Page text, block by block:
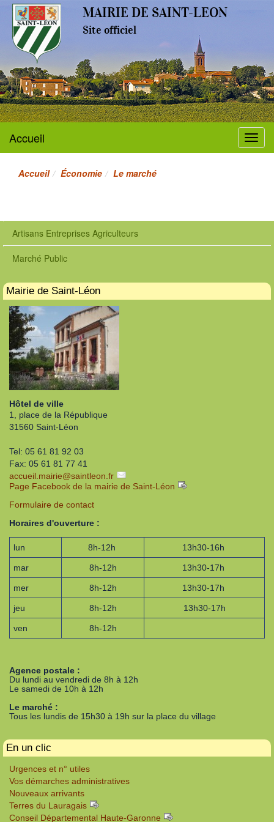
MAIRIE DE SAINT-LEON
Site officiel
Menu
Accueil
Accueil Économie Le marché
Artisans Entreprises Agriculteurs
Marché Public
Mairie de Saint-Léon
Hôtel de ville
1, place de la République
31560 Saint-Léon
Tel: 05 61 81 92 03
Fax: 05 61 81 77 41
accueil.mairie@saintleon.fr
Page Facebook de la mairie de Saint-Léon
Formulaire de contact
Horaires d'ouverture :
lun 8h-12h 13h30-16h
mar 8h-12h 13h30-17h
mer 8h-12h 13h30-17h
jeu 8h-12h 13h30-17h
ven 8h-12h
Agence postale :
Du lundi au vendredi de 8h à 12h
Le samedi de 10h à 12h
Le marché :
Tous les lundis de 15h30 à 19h sur la place du village
En un clic
Urgences et n° utiles
Vos démarches administratives
Nouveaux arrivants
Terres du Lauragais
Conseil Départemental Haute-Garonne